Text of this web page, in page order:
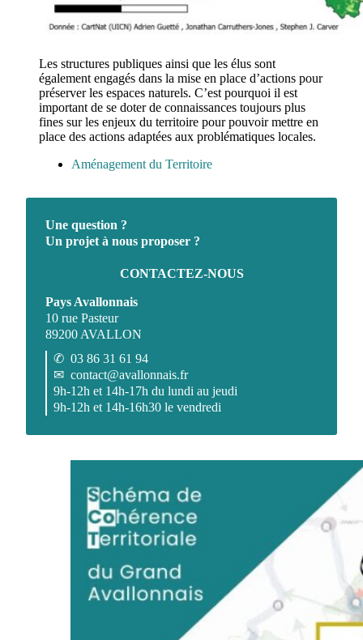
Les structures publiques ainsi que les élus sont
également engagés dans la mise en place d’actions pour
préserver les espaces naturels. C’est pourquoi il est
important de se doter de connaissances toujours plus
fines sur les enjeux du territoire pour pouvoir mettre en
place des actions adaptées aux problématiques locales.
Aménagement du Territoire
Une question ?
Un projet à nous proposer ?
CONTACTEZ-NOUS
Pays Avallonnais
10 rue Pasteur
89200 AVALLON
✆ 03 86 31 61 94
✉ contact@avallonnais.fr
9h-12h et 14h-17h du lundi au jeudi
9h-12h et 14h-16h30 le vendredi